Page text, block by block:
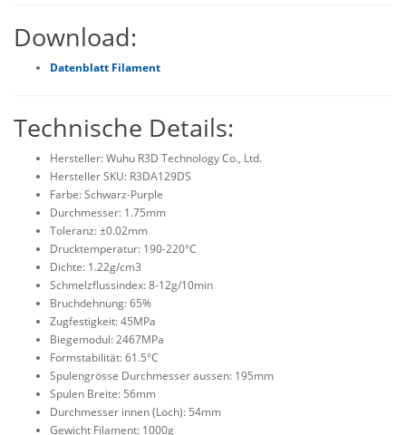
Download:
Datenblatt Filament
Technische Details:
Hersteller: Wuhu R3D Technology Co., Ltd.
Hersteller SKU: R3DA129DS
Farbe: Schwarz-Purple
Durchmesser: 1.75mm
Toleranz: ±0.02mm
Drucktemperatur: 190-220°C
Dichte: 1.22g/cm3
Schmelzflussindex: 8-12g/10min
Bruchdehnung: 65%
Zugfestigkeit: 45MPa
Biegemodul: 2467MPa
Formstabilität: 61.5°C
Spulengrösse Durchmesser aussen: 195mm
Spulen Breite: 56mm
Durchmesser innen (Loch): 54mm
Gewicht Filament: 1000g